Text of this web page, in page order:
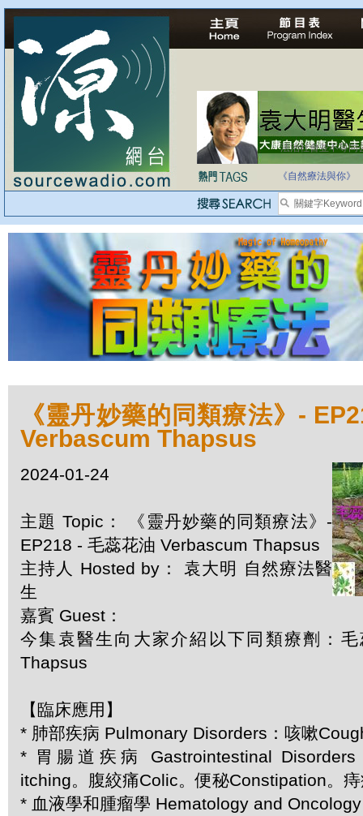
法治社會並不等同
自家教育合法化-
《自然療法與你》
《靈丹妙藥的同類療法》-
Verbascum Thapsus
2024-01-24
主題 Topic： 《靈丹妙藥的同類療法》-
EP218 - 毛蕊花油 Verbascum Thapsus
主持人 Hosted by： 袁大明 自然療法醫
生
嘉賓 Guest：
今集袁醫生向大家介紹以下同類療劑：毛
Thapsus
【臨床應用】
* 肺部疾病 Pulmonary Disorders：咳嗽
* 胃腸道疾病 Gastrointestinal
itching。腹絞痛Colic。便秘Constipation。
* 血液學和腫瘤學 Hematology and